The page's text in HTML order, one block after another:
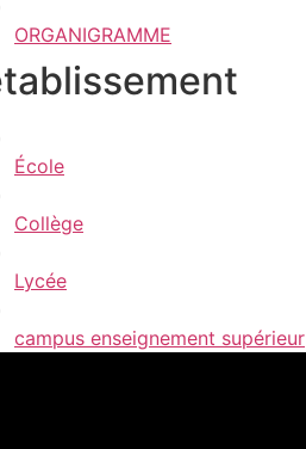
ORGANIGRAMME
École
Collège
Lycée
campus enseignement supérieur